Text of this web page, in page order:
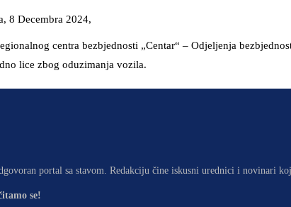
8 Decembra 2024,
centra bezbjednosti „Centar“ – Odjeljenja
lice zbog oduzimanja vozila.
portal sa stavom. Redakciju čine iskusni urednici i novinari
se!